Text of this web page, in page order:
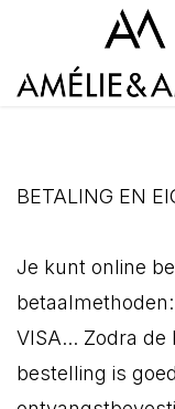
Overslaan naar
BETALING EN
Je kunt online
betaalmethoden:
VISA... Zodra
bestelling is